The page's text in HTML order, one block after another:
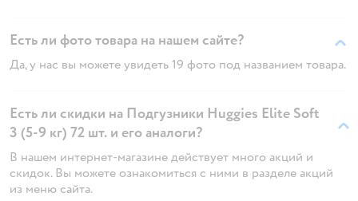
Есть ли фото товара на нашем сайте?
Да, у нас вы можете увидеть 19 фото под названием товара.
Есть ли скидки на Подгузники Huggies Elite Soft
3 (5-9 кг) 72 шт. и его аналоги?
В нашем интернет-магазине действует много акций и
скидок. Вы можете ознакомиться с ними в разделе акций
из меню сайта.